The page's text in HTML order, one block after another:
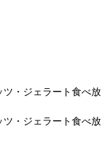
・ジェラート食べ放
・ジェラート食べ放